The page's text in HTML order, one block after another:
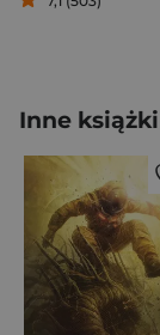
Inne książki